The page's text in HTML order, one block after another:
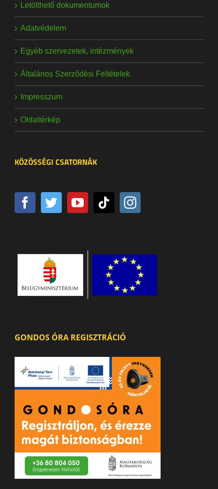
Letölthető dokumentumok
Adatvédelem
Egyéb szervezetek, intézmények
Általános Szerződési Feltételek
Impresszum
Oldaltérkép
KÖZÖSSÉGI CSATORNÁK
GONDOS ÓRA REGISZTRÁCIÓ